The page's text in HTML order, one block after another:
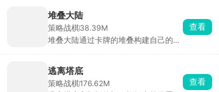
极BOSS秦始皇。
建出人妖共存的异次元空间。游戏中浊
气蔓延，世界陷入失衡危机，玩家化身
身负重担的灵师，与十一位性格迥异的
妖灵缔结契约，自由招募养成，组建专
堆叠大陆
策略战棋38.39M
堆叠大陆通过卡牌的堆叠构建自己的村
源、建造建筑和培养村民来发展村子，
合理利用卡牌的规律和合成结果，最大
化的利用资源和空间壮大村庄。
查看
逃离塔底
策略战棋176.62M
查看